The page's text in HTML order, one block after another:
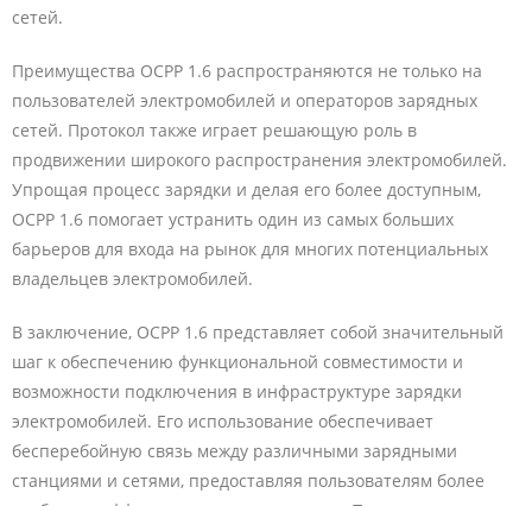
сетей.
Преимущества OCPP 1.6 распространяются не только на
пользователей электромобилей и операторов зарядных
сетей. Протокол также играет решающую роль в
продвижении широкого распространения электромобилей.
Упрощая процесс зарядки и делая его более доступным,
OCPP 1.6 помогает устранить один из самых больших
барьеров для входа на рынок для многих потенциальных
владельцев электромобилей.
В заключение, OCPP 1.6 представляет собой значительный
шаг к обеспечению функциональной совместимости и
возможности подключения в инфраструктуре зарядки
электромобилей. Его использование обеспечивает
бесперебойную связь между различными зарядными
станциями и сетями, предоставляя пользователям более